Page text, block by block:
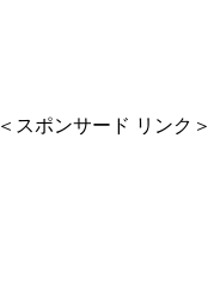
＜スポンサード リンク＞